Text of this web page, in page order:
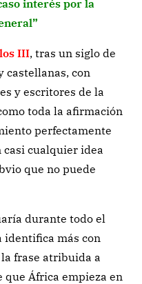
interés por la
III, tras un siglo de
castellanas, con
y escritores de la
toda la afirmación
perfectamente
casi cualquier idea
que no puede
durante todo el
identifica más con
frase atribuida a
que África empieza en